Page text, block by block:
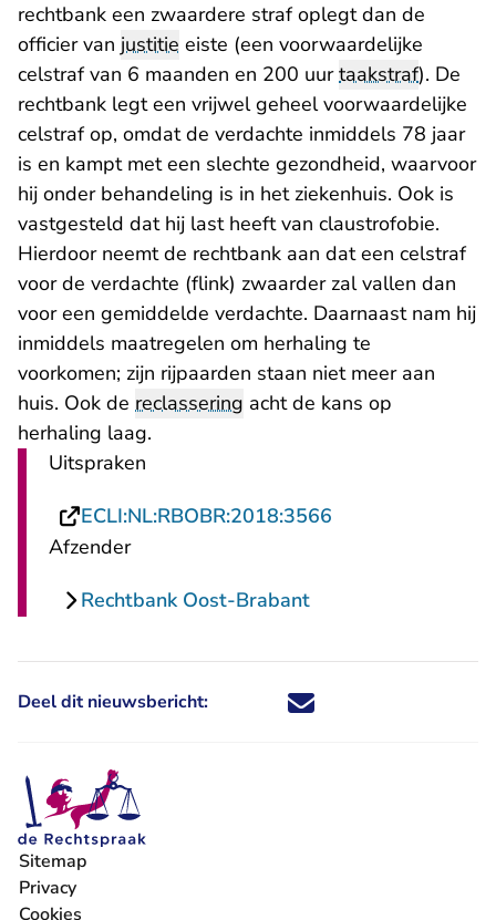
rechtbank een zwaardere straf oplegt dan de
officier van justitie eiste (een voorwaardelijke
celstraf van 6 maanden en 200 uurtaakstraf). De
rechtbank legt een vrijwel geheel voorwaardelijke
celstraf op, omdat de verdachte inmiddels 78 jaar
is en kampt met een slechte gezondheid, waarvoor
hij onder behandeling is in het ziekenhuis. Ook is
vastgesteld dat hij last heeft van claustrofobie.
Hierdoor neemt de rechtbank aan dat een celstraf
voor de verdachte (flink) zwaarder zal vallen dan
voor een gemiddelde verdachte. Daarnaast nam hij
inmiddels maatregelen om herhaling te
voorkomen; zijn rijpaarden staan niet meer aan
huis. Ook de reclassering acht de kans op
herhaling laag.
Uitspraken
ECLI:NL:RBOBR:2018:3566
Afzender
Rechtbank Oost-Brabant
Deel dit nieuwsbericht: Deel dit nieuwsbericht via X -
Deel dit nieuwsbericht via
Deel dit nieuwsbericht
Deel dit
Sitemap
Privacy
Cookies